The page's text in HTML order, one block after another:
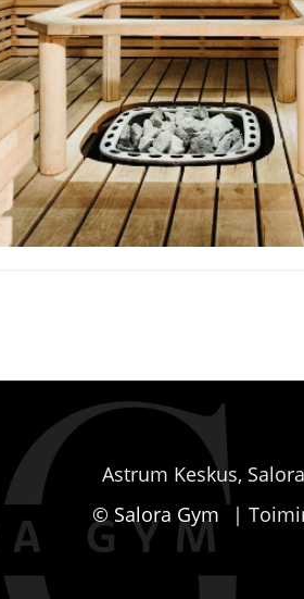
Astrum Keskus,
© Salora Gym
|